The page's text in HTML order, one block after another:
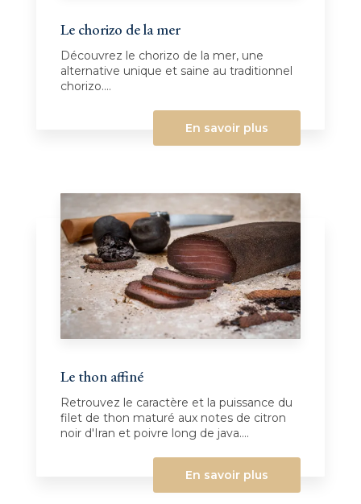
Le chorizo de la mer
Découvrez le chorizo de la mer, une
alternative unique et saine au traditionnel
chorizo....
En savoir plus
Le thon affiné
Retrouvez le caractère et la puissance du
filet de thon maturé aux notes de citron
noir d'Iran et poivre long de java....
En savoir plus